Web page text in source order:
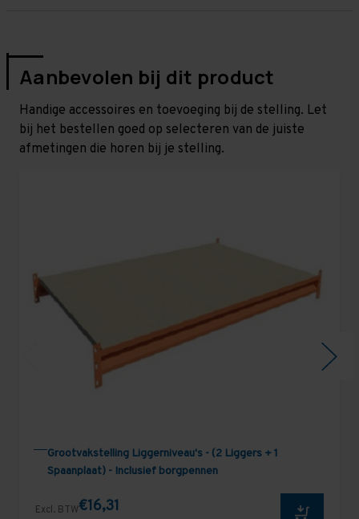
Aanbevolen bij dit product
Handige accessoires en toevoeging bij de stelling. Let
bij het bestellen goed op selecteren van de juiste
afmetingen die horen bij je stelling.
Grootvakstelling Liggerniveau's - (2 Liggers + 1
Spaanplaat) - Inclusief borgpennen
Excl. BTW€16,31